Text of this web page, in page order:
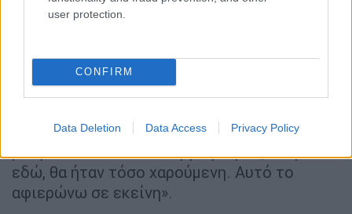
user protection.
CONFIRM
Data Deletion Data Access Privacy Policy
μεταναστών, που έφεραν μαζί τους όνειρα,
Δομινικανή Δημοκρατία που κερδίζει Όσκαρ,
και ξέρω πως δεν θα είμαι η τελευταία… το
βραβείο για έναν ρόλο όπου τραγούδησα και
εδώ, θα ήταν τόσο χαρούμενη. Αυτό το
αφιερώνω σε εκείνη».